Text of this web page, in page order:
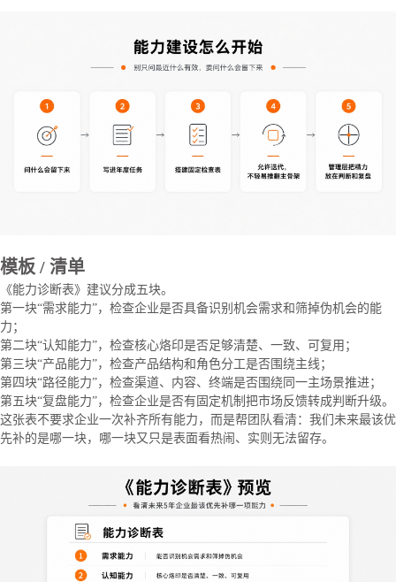
模板 / 清单
《能力诊断表》建议分成五块。
第一块“需求能力”，检查企业是否具备识别机会需求和筛掉伪机会的能
力；
第二块“认知能力”，检查核心烙印是否足够清楚、一致、可复用；
第三块“产品能力”，检查产品结构和角色分工是否围绕主线；
第四块“路径能力”，检查渠道、内容、终端是否围绕同一主场景推进；
第五块“复盘能力”，检查企业是否有固定机制把市场反馈转成判断升级。
这张表不要求企业一次补齐所有能力，而是帮团队看清：我们未来最该优
先补的是哪一块，哪一块又只是表面看热闹、实则无法留存。